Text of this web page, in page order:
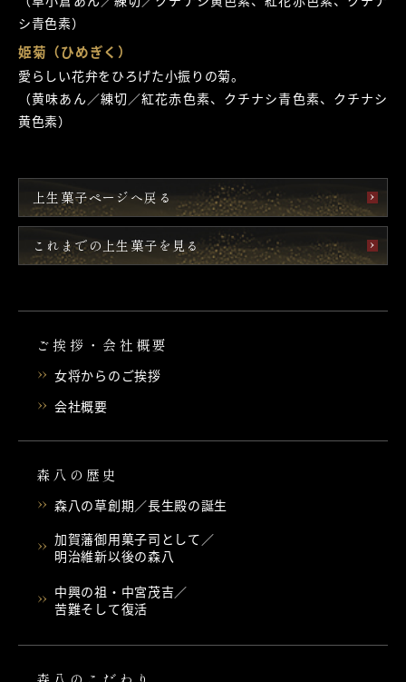
ご挨拶・会社概要
女将からのご挨拶
会社概要
森八の歴史
森八の草創期／長生殿の誕生
加賀藩御用菓子司として／
明治維新以後の森八
中興の祖・中宮茂吉／
苦難そして復活
シ青色素）
姫菊（ひめぎく）
愛らしい花弁をひろげた小振りの菊。
（黄味あん／練切／紅花赤色素、クチナシ青色素、クチナシ
黄色素）
上生菓子ページへ戻る
これまでの上生菓子を見る